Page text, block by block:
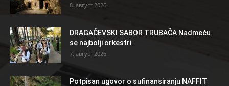
8. август 2026.
DRAGAČEVSKI SABOR TRUBAČA Nadmeću
se najbolji orkestri
7. август 2026.
Potpisan ugovor o sufinansiranju NAFFIT